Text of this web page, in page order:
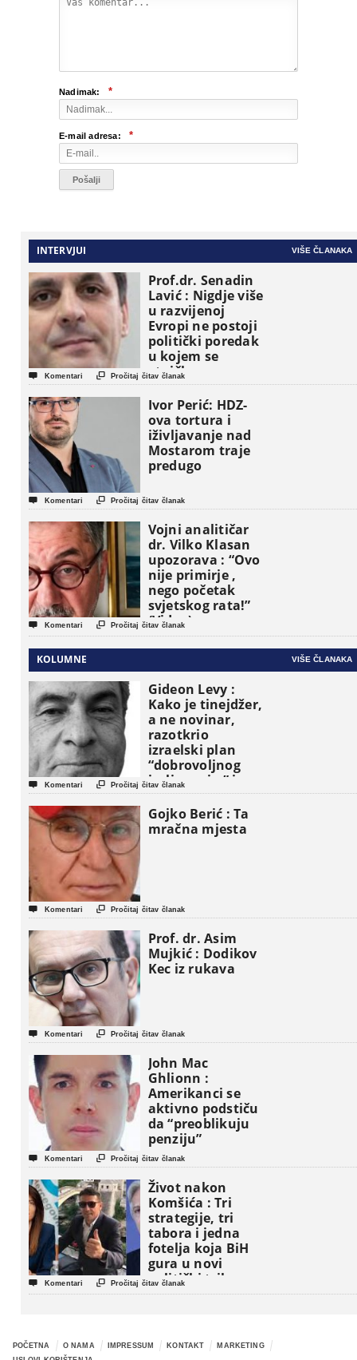
Nadimak: *
E-mail adresa: *
INTERVJUI VIŠE ČLANAKA
Prof.dr. Senadin
Lavić : Nigdje više
u razvijenoj
Evropi ne postoji
politički poredak
u kojem se
etničke grupe
pojavljuju kao
osnovne
političke jedinice
 Komentari  Pročitaj čitav članak
Ivor Perić: HDZ-
ova tortura i
iživljavanje nad
Mostarom traje
predugo
 Komentari  Pročitaj čitav članak
Vojni analitičar
dr. Vilko Klasan
upozorava : “Ovo
nije primirje ,
nego početak
svjetskog rata!”
(Video)
 Komentari  Pročitaj čitav članak
KOLUMNE VIŠE ČLANAKA
Gideon Levy :
Kako je tinejdžer,
a ne novinar,
razotkrio
izraelski plan
“dobrovoljnog
iseljavanja ” iz
Gaze
 Komentari  Pročitaj čitav članak
Gojko Berić : Ta
mračna mjesta
 Komentari  Pročitaj čitav članak
Prof. dr. Asim
Mujkić : Dodikov
Kec iz rukava
 Komentari  Pročitaj čitav članak
John Mac
Ghlionn :
Amerikanci se
aktivno podstiču
da “preoblikuju
penziju”
 Komentari  Pročitaj čitav članak
Život nakon
Komšića : Tri
strategije, tri
tabora i jedna
fotelja koja BiH
gura u novi
politički triler
 Komentari  Pročitaj čitav članak
POČETNA O NAMA IMPRESSUM KONTAKT
MARKETING